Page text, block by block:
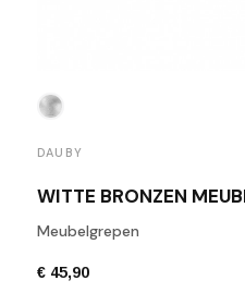
DAUBY
Meubelgrepen
€ 45,90